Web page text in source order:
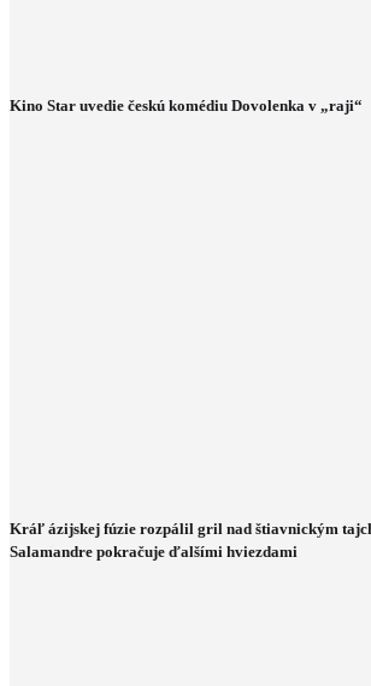
Kino Star uvedie českú komédiu Dovolenka v „raji“
Kráľ ázijskej fúzie rozpálil gril nad štiavnickým
Salamandre pokračuje ďalšími hviezdami